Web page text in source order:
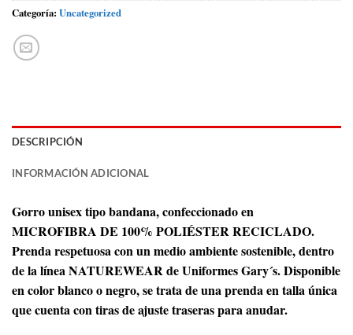
Categoría: Uncategorized
DESCRIPCIÓN
INFORMACIÓN ADICIONAL
Gorro unisex tipo bandana, confeccionado en
MICROFIBRA DE 100% POLIÉSTER RECICLADO.
Prenda respetuosa con un medio ambiente sostenible, dentro
de la línea NATUREWEAR de Uniformes Gary´s. Disponible
en color blanco o negro, se trata de una prenda en talla única
que cuenta con tiras de ajuste traseras para anudar.